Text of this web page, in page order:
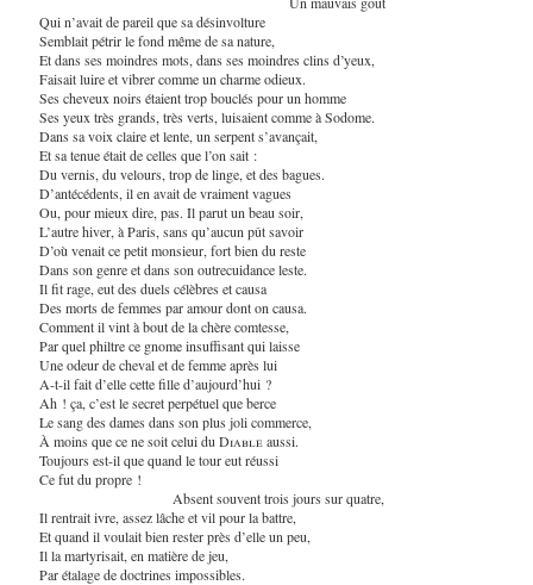
Qui n’avait de pareil que sa désinvolture
Semblait pétrir le fond même de sa nature,
Et dans ses moindres mots, dans ses moindres clins d’yeux,
Faisait luire et vibrer comme un charme odieux.
Ses cheveux noirs étaient trop bouclés pour un homme
Ses yeux très grands, très verts, luisaient comme à Sodome.
Dans sa voix claire et lente, un serpent s’avançait,
Et sa tenue était de celles que l’on sait :
Du vernis, du velours, trop de linge, et des bagues.
D’antécédents, il en avait de vraiment vagues
Ou, pour mieux dire, pas. Il parut un beau soir,
L’autre hiver, à Paris, sans qu’aucun pût savoir
D’où venait ce petit monsieur, fort bien du reste
Dans son genre et dans son outrecuidance leste.
Il fit rage, eut des duels célèbres et causa
Des morts de femmes par amour dont on causa.
Comment il vint à bout de la chère comtesse,
Par quel philtre ce gnome insuffisant qui laisse
Une odeur de cheval et de femme après lui
A-t-il fait d’elle cette fille d’aujourd’hui ?
Ah ! ça, c’est le secret perpétuel que berce
Le sang des dames dans son plus joli commerce,
À moins que ce ne soit celui du Diableaussi.
Toujours est-il que quand le tour eut réussi
Ce fut du propre !
Absent souvent trois jours sur quatre,
Il rentrait ivre, assez lâche et vil pour la battre,
Et quand il voulait bien rester près d’elle un peu,
Il la martyrisait, en matière de jeu,
Par étalage de doctrines impossibles.